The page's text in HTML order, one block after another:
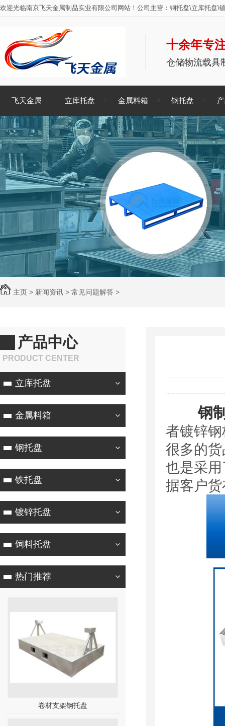
欢迎光临南京飞天金属制品实业有限公司网站！公司主营：钢托盘\立库托盘\
十余年专
仓储物流载具
飞天金属 立库托盘 金属料箱 钢托盘
主页 > 新闻资讯 > 常见问题解答 >
产品中心
PRODUCT CENTER
立库托盘
金属料箱
钢托盘
铁托盘
镀锌托盘
饲料托盘
热门推荐
卷材支架钢托盘
钢
者镀锌
很多的
也是采
据客户